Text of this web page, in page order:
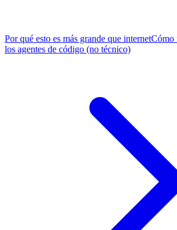
Por qué esto es más grande que internetCómo
los agentes de código (no técnico)